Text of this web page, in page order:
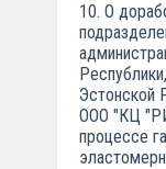
10. О
Эстонской
ООО "КЦ
процессе